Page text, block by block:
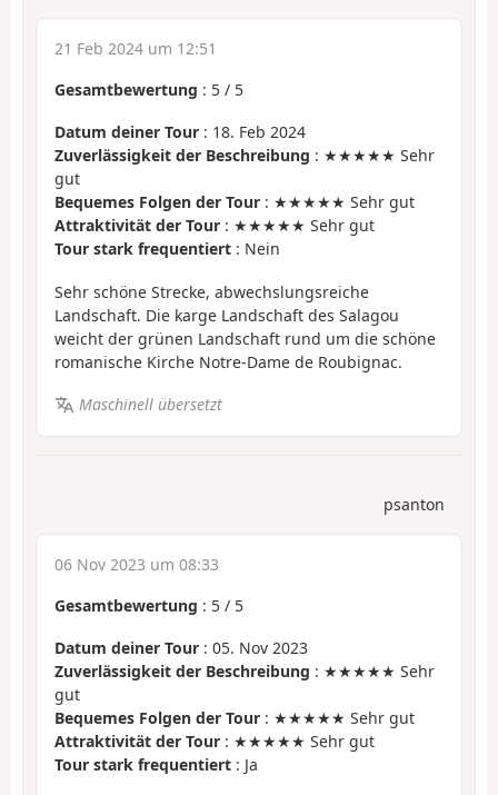
21 Feb 2024 um 12:51
Gesamtbewertung : 5 / 5
Datum deiner Tour : 18. Feb 2024
Zuverlässigkeit der Beschreibung : ★★★★★ Sehr
gut
Bequemes Folgen der Tour : ★★★★★ Sehr gut
Attraktivität der Tour : ★★★★★ Sehr gut
Tour stark frequentiert : Nein
Sehr schöne Strecke, abwechslungsreiche
Landschaft. Die karge Landschaft des Salagou
weicht der grünen Landschaft rund um die schöne
romanische Kirche Notre-Dame de Roubignac.
Maschinell übersetzt
psanton
06 Nov 2023 um 08:33
Gesamtbewertung : 5 / 5
Datum deiner Tour : 05. Nov 2023
Zuverlässigkeit der Beschreibung : ★★★★★ Sehr
gut
Bequemes Folgen der Tour : ★★★★★ Sehr gut
Attraktivität der Tour : ★★★★★ Sehr gut
Tour stark frequentiert : Ja